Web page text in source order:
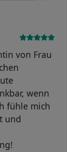
von Frau
wenn
fühle mich
und